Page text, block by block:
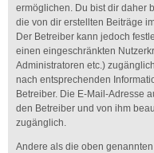
ermöglichen. Du bist dir daher
die von dir erstellten Beiträge
Der Betreiber kann jedoch
einen eingeschränkten
Administratoren etc.)
nach entsprechenden
Betreiber. Die E-Mail-Adresse
den Betreiber und von ihm
zugänglich.
Andere als die oben